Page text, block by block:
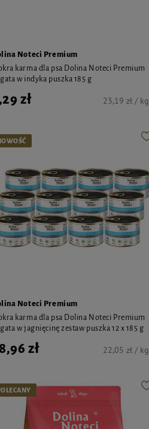
Noteci Premium
karma dla psa Dolina Noteci Premium
w indyka puszka 185 g
zł 23,19 zł / kg
Noteci Premium
karma dla psa Dolina Noteci Premium
w jagnięcinę zestaw puszka 12 x 185 g
zł 22,05 zł / kg